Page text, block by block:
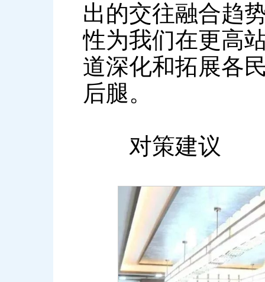
出的交往融合趋
性为我们在更高
道深化和拓展各
后腿。
对策建议